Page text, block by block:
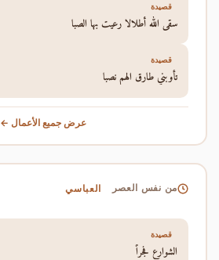
قصيدة
سقى الله أطلالا رعيت بها الصبا
قصيدة
تأوبني طارق الهم نصبا
عرض جميع الأعمال ←
من نفس العصر العباسي
قصيدة
الشوارع فجراً